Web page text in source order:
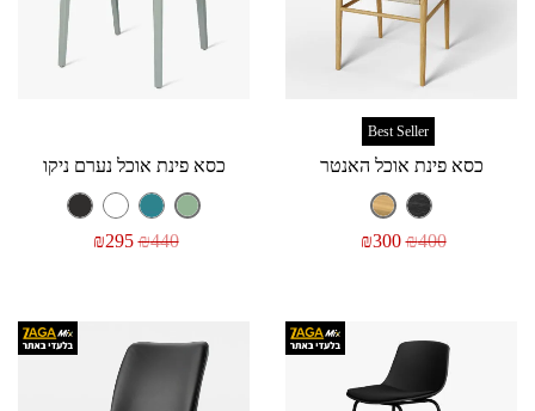
Best Seller
כסא פינת אוכל האנטר
₪400
₪300
כסא פינת אוכל נערם ניקו
₪440
₪295